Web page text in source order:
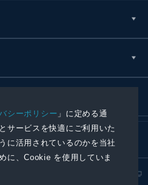
シーポリシー 」に定める通
サービスを快適にご利用いた
に活用されているのかを当社
に、Cookie を使用していま